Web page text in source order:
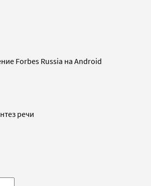
Forbes Russia на Android
речи